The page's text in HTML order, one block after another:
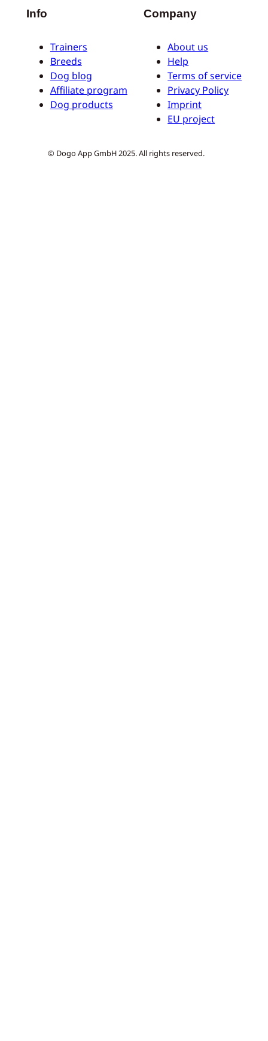
Info
Trainers
Breeds
Dog blog
Affiliate program
Dog products
Company
About us
Help
Terms of service
Privacy Policy
Imprint
EU project
© Dogo App GmbH 2025. All rights reserved.